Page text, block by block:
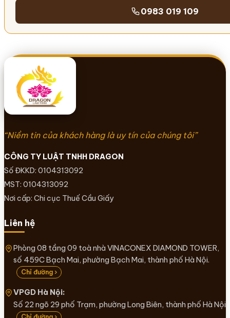
0983 019 109
“Niềm tin của khách hàng là uy tín của chúng tôi”
CÔNG TY LUẬT TNHH DRAGON
Số ĐKKD: 0104313092
MST: 0104313092
Nơi cấp: Chi cục Thuế Cầu Giấy
Liên hệ
Phòng 08 tầng 09 toà nhà VINACONEX DIAMOND TOWER,
số 459C Bạch Mai, phường Bạch Mai, thành phố Hà Nội.
Chỉ đường ›
VPGD Hà Nội:
Số 22 ngõ 29 phố Trạm, phường Long Biên, thành phố Hà Nội